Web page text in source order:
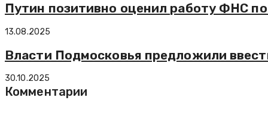
Путин позитивно оценил работу ФНС
13.08.2025
Власти Подмосковья предложили
30.10.2025
Комментарии